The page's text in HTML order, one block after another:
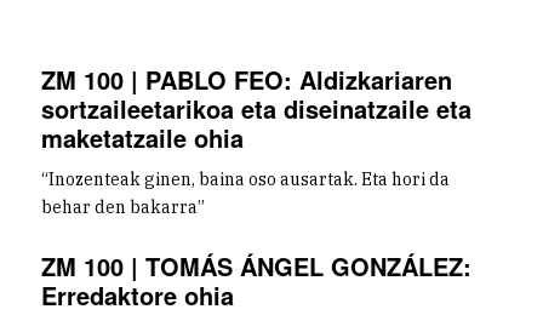
ZM 100 | PABLO FEO: Aldizkariaren
sortzaileetarikoa eta diseinatzaile eta
maketatzaile ohia
“Inozenteak ginen, baina oso ausartak. Eta hori da
behar den bakarra”
ZM 100 | TOMÁS ÁNGEL GONZÁLEZ:
Erredaktore ohia